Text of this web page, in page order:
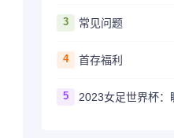
3 常见问题
4 首存福利
5